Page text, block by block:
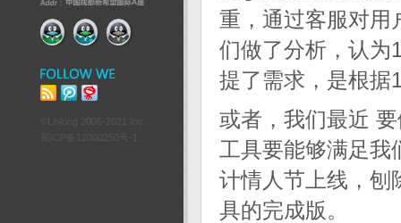
重，通过客服对用
们做了分析，认为
提了需求，是根据
或者，我们最近
工具要能够满足我
计情人节上线，刨
具的完成版。
©Linking 2006-2021 Inc.
蜀ICP备12000250号-1